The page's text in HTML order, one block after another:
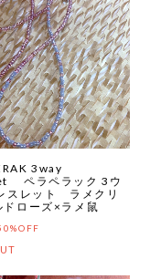
3way
ペラペラック 3ウ
スレット ラメクリ
ドローズ×ラメ鼠